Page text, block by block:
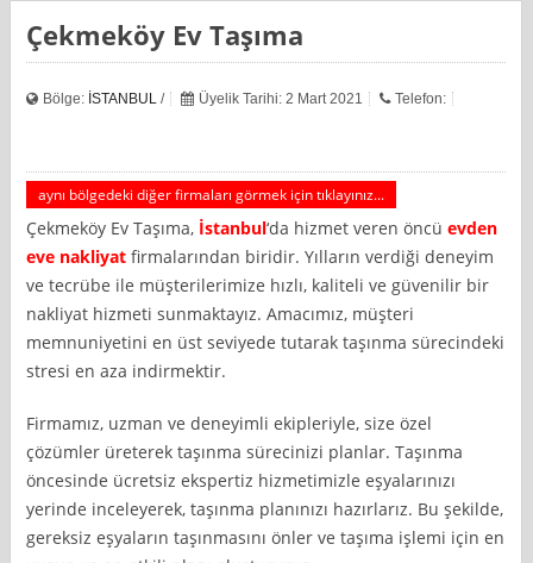
Çekmeköy Ev Taşıma
Bölge: İSTANBUL / Üyelik Tarihi: 2 Mart 2021 Telefon:
aynı bölgedeki diğer firmaları görmek için tıklayınız...
Çekmeköy Ev Taşıma, İstanbul‘da hizmet veren öncüevden
eve nakliyat firmalarından biridir. Yılların verdiği deneyim
ve tecrübe ile müşterilerimize hızlı, kaliteli ve güvenilir bir
nakliyat hizmeti sunmaktayız. Amacımız, müşteri
memnuniyetini en üst seviyede tutarak taşınma sürecindeki
stresi en aza indirmektir.
Firmamız, uzman ve deneyimli ekipleriyle, size özel
çözümler üreterek taşınma sürecinizi planlar. Taşınma
öncesinde ücretsiz ekspertiz hizmetimizle eşyalarınızı
yerinde inceleyerek, taşınma planınızı hazırlarız. Bu şekilde,
gereksiz eşyaların taşınmasını önler ve taşıma işlemi için en